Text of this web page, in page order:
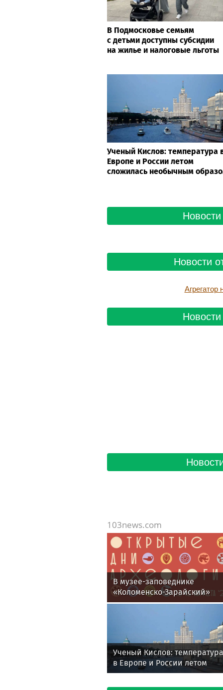
В Подмосковье семьям
с детьми доступны субсидии
на жилье и налоговые льготы
Ученый Кислов: температура
Европе и России летом
сложилась необычным
Новости
103news.com
В музее-заповеднике
«Коломенско-Зарайский»
пройдут «Открытые дни
Ученый Кислов: температура
в Европе и России летом
сложилась необычным